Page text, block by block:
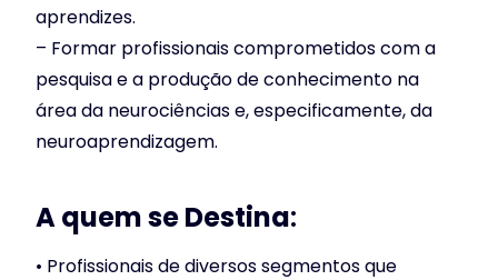
aprendizes.
– Formar profissionais comprometidos com a
pesquisa e a produção de conhecimento na
área da neurociências e, especificamente, da
neuroaprendizagem.
A quem se Destina:
• Profissionais de diversos segmentos que